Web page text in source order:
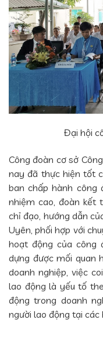
Đại hội
Công đoàn cơ sở
nay đã thực hiện tốt
ban chấp hành công
nhiệm cao, đoàn kết
chỉ đạo, hướng dẫn
Uyên, phối hợp với
hoạt động của công
dựng được mối quan
doanh nghiệp, việc
lao động là yếu tố
động trong doanh
người lao động tại các